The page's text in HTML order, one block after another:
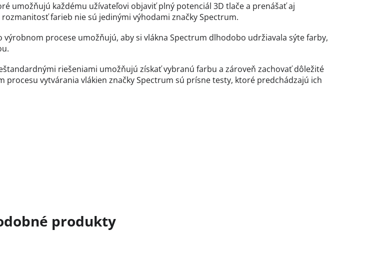
umožňujú každému užívateľovi objaviť plný potenciál 3D tlače a prenášať aj
farieb nie sú jedinými výhodami značky Spectrum.
procese umožňujú, aby si vlákna Spectrum dlhodobo udržiavala sýte farby,
riešeniami umožňujú získať vybranú farbu a zároveň zachovať dôležité
vytvárania vlákien značky Spectrum sú prísne testy, ktoré predchádzajú ich